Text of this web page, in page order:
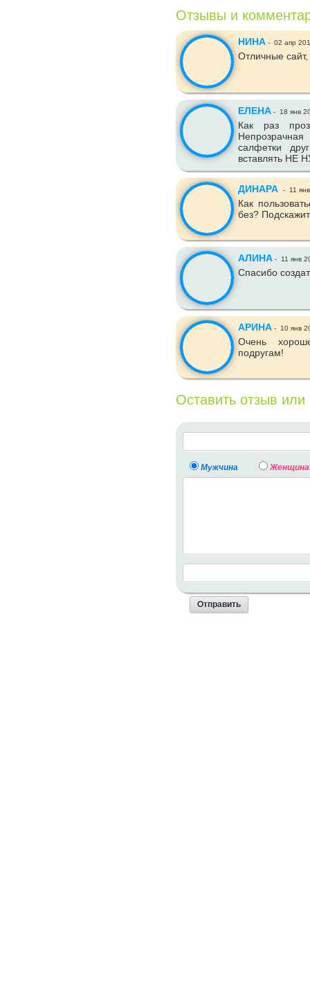
Отзывы и
НИНА - 02 апр
Отличные
ЕЛЕНА - 18 янв
Как раз
салфетки
вставлять НЕ
ДИНАРА - 11
Как
без?
АЛИНА - 11 янв
Спасибо
АРИНА - 10 янв
Очень
подругам!
Оставить отзыв
Мужчина Женщина